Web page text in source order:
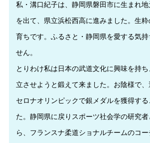
私・溝口紀子は、静岡県磐田市に生まれ
を出て、県立浜松西高に進みました。生
育ちです。ふるさと・静岡県を愛する気持
せん。
とりわけ私は日本の武道文化に興味を持
立させようと鍛えて来ました。お陰様で
セロナオリンピックで銀メダルを獲得す
た。静岡県に戻りスポーツ社会学の研究
ら、フランスナ柔道ショナルチームのコ